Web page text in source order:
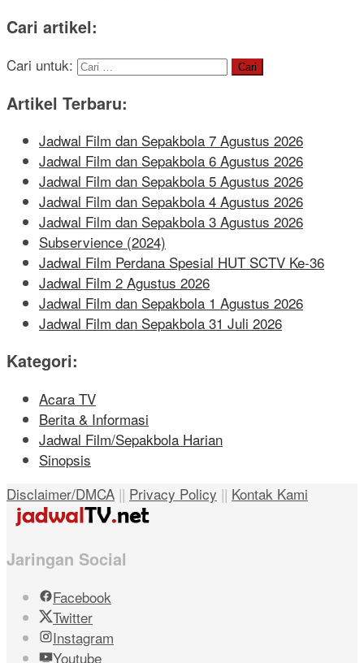
Cari artikel:
Cari untuk:
Artikel Terbaru:
Jadwal Film dan Sepakbola 7 Agustus 2026
Jadwal Film dan Sepakbola 6 Agustus 2026
Jadwal Film dan Sepakbola 5 Agustus 2026
Jadwal Film dan Sepakbola 4 Agustus 2026
Jadwal Film dan Sepakbola 3 Agustus 2026
Subservience (2024)
Jadwal Film Perdana Spesial HUT SCTV Ke-36
Jadwal Film 2 Agustus 2026
Jadwal Film dan Sepakbola 1 Agustus 2026
Jadwal Film dan Sepakbola 31 Juli 2026
Kategori:
Acara TV
Berita & Informasi
Jadwal Film/Sepakbola Harian
Sinopsis
Disclaimer/DMCA || Privacy Policy || Kontak Kami
Jaringan Social
Facebook
Twitter
Instagram
Youtube